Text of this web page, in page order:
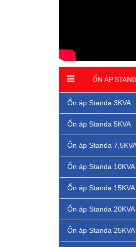
ỔN ÁP
Ổn áp Standa 3KVA
Ổn áp Standa 5KVA
Ổn áp Standa
Ổn áp Standa 10KVA
Ổn áp Standa 15KVA
Ổn áp Standa 20KVA
Ổn áp Standa 25KVA